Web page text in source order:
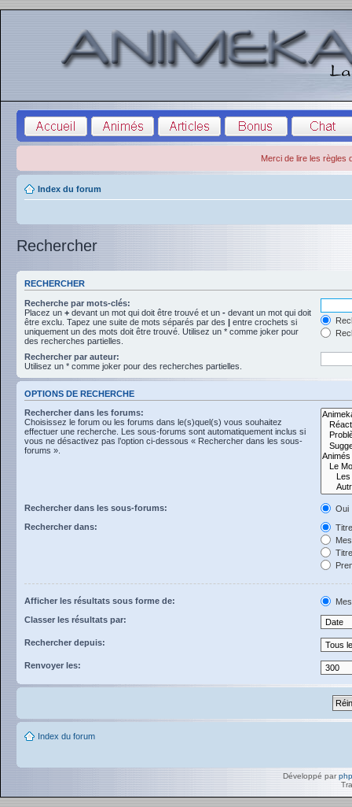
Merci de lire les règles
Index du forum
Rechercher
RECHERCHER
Recherche par mots-clés:
Placez un + devant un mot qui doit être trouvé et un - devant un mot qui doit
être exclu. Tapez une suite de mots séparés par des | entre crochets si
uniquement un des mots doit être trouvé. Utilisez un * comme joker pour
des recherches partielles.
Rechercher par auteur:
Utilisez un * comme joker pour des recherches partielles.
OPTIONS DE RECHERCHE
Rechercher dans les forums:
Choisissez le forum ou les forums dans le(s)quel(s) vous souhaitez
effectuer une recherche. Les sous-forums sont automatiquement inclus si
vous ne désactivez pas l’option ci-dessous « Rechercher dans les sous-
forums ».
Rechercher dans les sous-forums:
Oui
Rechercher dans:
Afficher les résultats sous forme de:
Classer les résultats par:
Rechercher depuis:
Renvoyer les:
Index du forum
Développé par